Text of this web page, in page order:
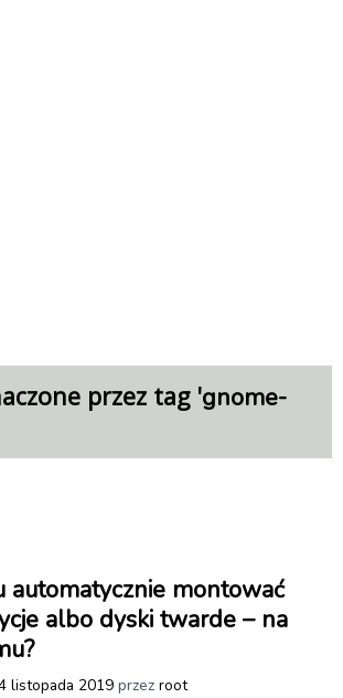
przez tag 'gnome-
automatycznie montować
albo dyski twarde – na
listopada 2019 przez root